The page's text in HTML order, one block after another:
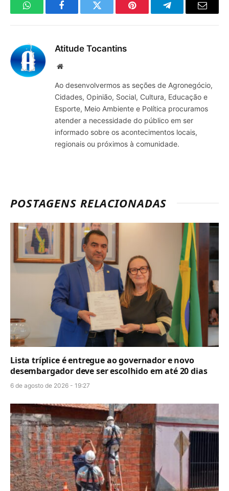
WhatsAppFacebookTwitter Pinterest TelegramaE-
Atitude Tocantins
Site
Ao desenvolvermos as seções de Agronegócio,
Cidades, Opinião, Social, Cultura, Educação e
Esporte, Meio Ambiente e Política procuramos
atender a necessidade do público em ser
informado sobre os acontecimentos locais,
regionais ou próximos à comunidade.
POSTAGENS RELACIONADAS
Lista tríplice é entregue ao governador e novo
desembargador deve ser escolhido em até 20 dias
6 de agosto de 2026 - 19:27